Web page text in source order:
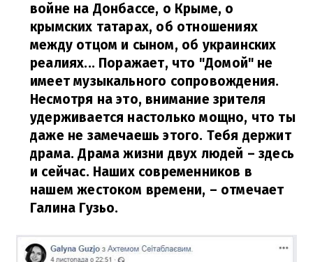
войне на Донбассе, о Крыме, о
крымских татарах, об отношениях
между отцом и сыном, об украинских
реалиях... Поражает, что "Домой" не
имеет музыкального сопровождения.
Несмотря на это, внимание зрителя
удерживается настолько мощно, что ты
даже не замечаешь этого. Тебя держит
драма. Драма жизни двух людей – здесь
и сейчас. Наших современников в
нашем жестоком времени, – отмечает
Галина Гузьо.